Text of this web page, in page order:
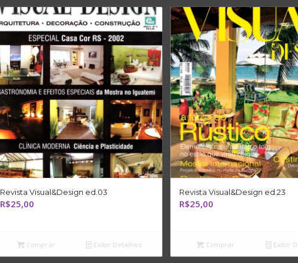
Revista Visual&Design ed.03
R$25,00
Comprar Exibir Detalhes
Revista Visual&Design ed.23
R$25,00
Comprar Exibir